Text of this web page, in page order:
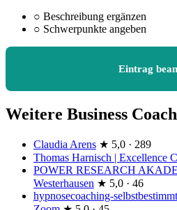
○ Beschreibung ergänzen
○ Schwerpunkte angeben
Eintrag
Weitere Business
Claudia Arens ★ 5,0 · 289
Thomas Harnisch | Excellence
POWER RESEARCH
Westerhausen ★ 5,0 · 46
hypnosecoaching-